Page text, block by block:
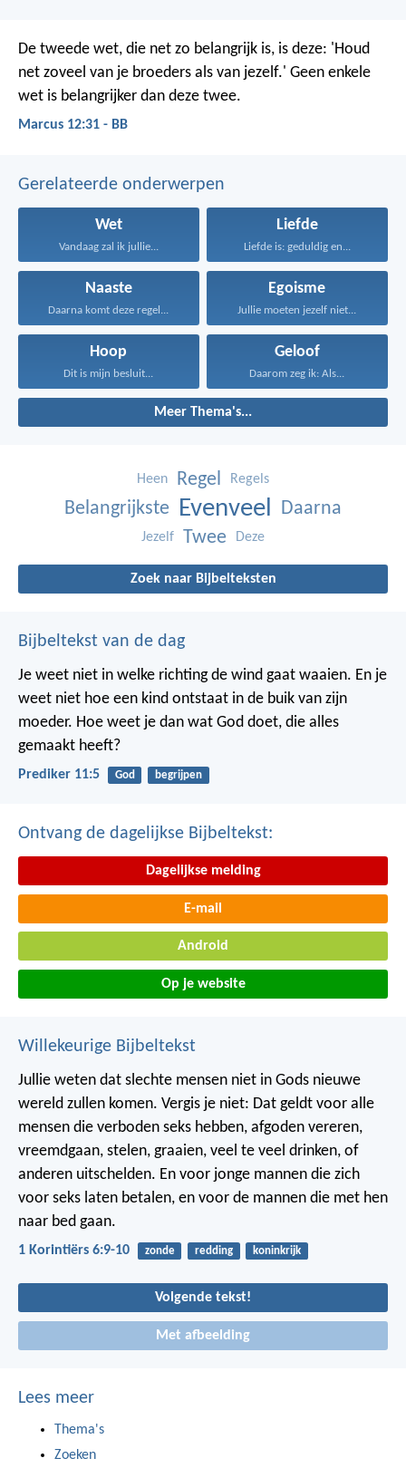
De tweede wet, die net zo belangrijk is, is deze: 'Houd
net zoveel van je broeders als van jezelf.' Geen enkele
wet is belangrijker dan deze twee.
Marcus 12:31 - BB
Gerelateerde onderwerpen
Wet
Vandaag zal ik jullie...
Liefde
Liefde is: geduldig en...
Naaste
Daarna komt deze regel...
Egoisme
Jullie moeten jezelf niet...
Hoop
Dit is mijn besluit...
Geloof
Daarom zeg ik: Als...
Meer Thema's...
Heen Regel Regels
Belangrijkste Evenveel Daarna
Jezelf Twee Deze
Zoek naar Bijbelteksten
Bijbeltekst van de dag
Je weet niet in welke richting de wind gaat waaien. En je
weet niet hoe een kind ontstaat in de buik van zijn
moeder. Hoe weet je dan wat God doet, die alles
gemaakt heeft?
Prediker 11:5 God begrijpen
Ontvang de dagelijkse Bijbeltekst:
Dagelijkse melding
E-mail
Android
Op je website
Willekeurige Bijbeltekst
Jullie weten dat slechte mensen niet in Gods nieuwe
wereld zullen komen. Vergis je niet: Dat geldt voor alle
mensen die verboden seks hebben, afgoden vereren,
vreemdgaan, stelen, graaien, veel te veel drinken, of
anderen uitschelden. En voor jonge mannen die zich
voor seks laten betalen, en voor de mannen die met hen
naar bed gaan.
1 Korintiërs 6:9-10 zonde redding koninkrijk
Volgende tekst!
Met afbeelding
Lees meer
Thema's
Zoeken